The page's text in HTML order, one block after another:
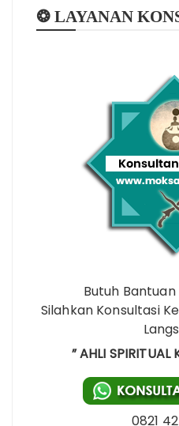
❂ LAYANAN
Butuh
Silahkan Konsultasi
” AHLI SPIRITUAL
0821